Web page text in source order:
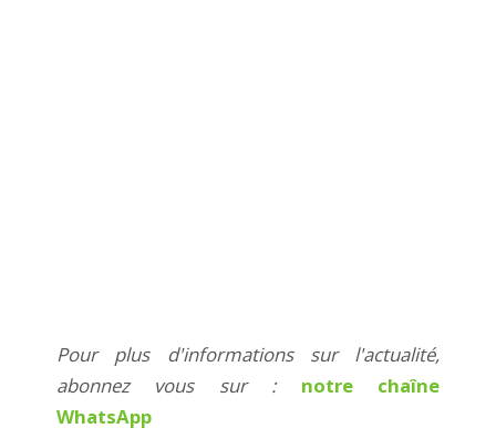
Pour plus d'informations sur l'actualité,
abonnez vous sur : notre chaîne
WhatsApp